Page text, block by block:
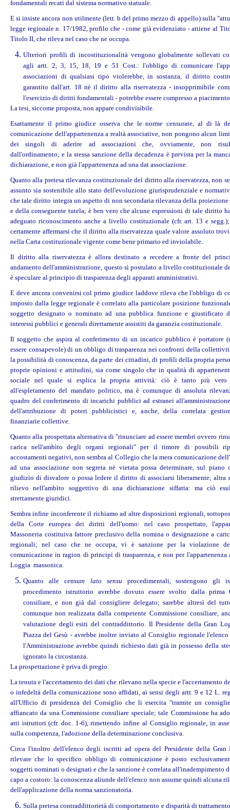
fondamentali recati dal sistema normativo statuale.
E si insiste ancora non utilmente (lett. b del primo mezzo di appello) sulla
legge regionale n. 17/1982, profilo che - come già evidenziato - attiene al
Titolo II, che rileva nel caso che ne occupa.
Ulteriori profili di incostituzionalità vengono globalmente sollevati
agli artt. 2, 3, 15, 18, 19 e 51 Cost.: l'obbligo di comunicare
associazioni di qualsiasi tipo violerebbe, in sostanza, il diritto
garantito dall'art. 18 nè il diritto alla riservatezza - insopprimibile
l'esercizio di diritti fondamentali - potrebbe essere compresso a
La tesi, siccome proposta, non appare condivisibile.
Esattamente il primo giudice osserva che le norme censurate, al di là
comunicazione dell'appartenenza a realtà associative, non pongono alcun
dei singoli di aderire ad associazioni che, ovviamente, non
dall'ordinamento; e la stessa sanzione della decadenza è prevista per la
dichiarazione, e non già l'appartenenza ad una dat associazione.
Quanto alla pretesa rilevanza costituzionale del diritto alla riservatezza, non
assunto sia sostenibile allo stato dell'evoluzione giurisprudenziale e
che tale diritto integra un aspetto di non secondaria rilevanza della proiezione
e della conseguente tutela; è ben vero che alcune espressioni di tale diritto
adeguato riconoscimento anche a livello costituzionale (cfr. art. 13 e
certamente affermarsi che il diritto alla riservatezza quale valore assoluto
nella Carta costituzionale vigente come bene primario ed inviolabile.
Il diritto alla riservatezza è allora destinato a recedere a fronte del
andamento dell'amministrazione, questo sì postulato a livello costituzionale
è speculare al principio di trasparenza degli apparati amministrativi.
E deve ancora convenirsi col primo giudice laddove rileva che l'obbligo di
imposto dalla legge regionale è correlato alla particolare posizione
soggetto designato o nominato ad una pubblica funzione e giustificato
interessi pubblici e generali direttamente assistiti da garanzia costituzionale.
Il soggetto che aspira al conferimento di un incarico pubblico è portatore
essere consapevole) di un obbligo di trasparenza nei confronti della
la possibilità di conoscenza, da parte dei cittadini, di profili della propria
proprie opinioni e attitudini, sia come singolo che in qualità di
sociale nel quale si esplica la propria attività: ciò è tanto più vero
all'espletamento del mandato politico, ma è comunque di assoluta
quadro del conferimento di incarichi pubblici ad estranei
dell'attribuzione di poteri pubblicistici e, anche, della correlata
finanziarie collettive.
Quanto alla prospettata alternativa di "rinunciare ad essere membri ovvero
carica nell'ambìto degli organi regionali" per il timore di possibili
accostamenti negativi, non sembra al Collegio che la mera comunicazione
ad una associazione non segreta nè vietata possa determinare, sul piano
giudizio di disvalore o possa ledere il diritto di associarsi liberamente; altra
rilievo nell'ambìto soggettivo di una dichiarazione siffatta: ma ciò
strettamente giuridici.
Sembra infine inconferente il richiamo ad altre disposizioni regionali,
della Corte europea dei diritti dell'uomo: nel caso prospettato,
Massoneria costituiva fattore preclusivo della nomina o designazione a
regionali; nel caso che ne occupa, vi è sanzione per la violazione
comunicazione in ragion di principi di trasparenza, e non per
Loggia massonica.
Quanto alle censure lato sensu procedimentali, sostengono gli
procedimento istruttorio avrebbe dovuto essere svolto dalla prima
consiliare, e non già dal consigliere delegato; sarebbe altresì del
comunque non realizzata dalla competente Commissione consiliare,
valutazione degli esiti del contraddittorio. Il Presidente della Gran
Piazza del Gesù - avrebbe inoltre inviato al Consiglio regionale
l'Amministrazione avrebbe quindi richiesto dati già in possesso della
ignorato la circostanza.
La prospettazione è priva di pregio.
La tenuta e l'accertamento dei dati che rilevano nella specie e l'accertamento
o infedeltà della comunicazione sono affidati, ai sensi degli artt. 9 e 12 L.
all'Ufficio di presidenza del Consiglio che li esercita "tramite un
affiancato da una Commissione consiliare speciale; tale Commissione ha
atti istruttori (cfr. doc. 1-6), rimettendo infine al Consiglio regionale, in
sulla competenza, l'adozione della determinazione conclusiva.
Circa l'inoltro dell'elenco degli iscritti ad opera del Presidente della Gran
rilevare che lo specifico obbligo di comunicazione è posto
soggetti nominati o designati e che la sanzione è correlata all'inadempimento
capo a costoro: la conoscenza aliunde dell'elenco non assume quindi alcuna
dell'applicazione della norma sanzionatoria.
Sulla pretesa contraddittorietà di comportamento e disparità di